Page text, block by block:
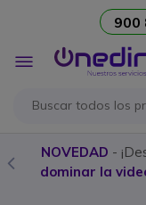
900
Toggle
Nav
NOVEDAD-
dominar la